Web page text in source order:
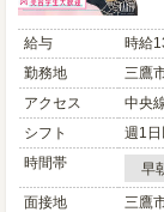
給与
時給
勤務地
三鷹
アクセス
中央
シフト
週1
時間帯
早
面接地
三鷹